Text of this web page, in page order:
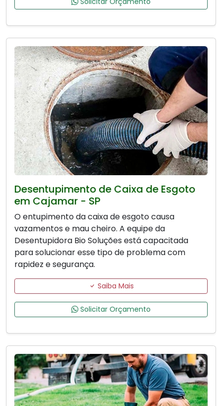
Desentupimento de Caixa de Esgoto
em Cajamar - SP
O entupimento da caixa de esgoto causa
vazamentos e mau cheiro. A equipe da
Desentupidora Bio Soluções está capacitada
para solucionar esse tipo de problema com
rapidez e segurança.
Saiba Mais
Solicitar Orçamento